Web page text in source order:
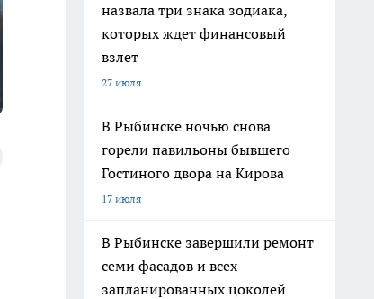
назвала три знака зодиака,
которых ждет финансовый
взлет
27 июля
В Рыбинске ночью снова
горели павильоны бывшего
Гостиного двора на Кирова
17 июля
В Рыбинске завершили ремонт
семи фасадов и всех
запланированных цоколей